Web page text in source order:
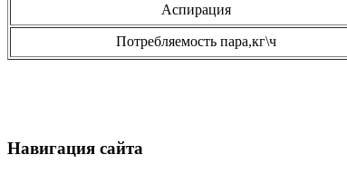
Аспирация
Потребляемость пара,кг\ч
Навигация сайта